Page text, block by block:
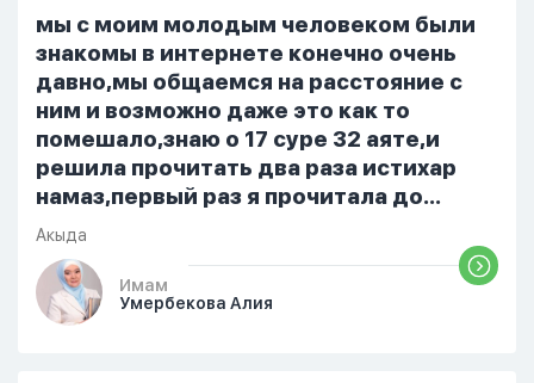
только ночью, иногда засыпаю одна.
Мы пытались ему говорить что так
нельзя но он всё равно делает...
мы с моим молодым человеком были
знакомы в интернете конечно очень
давно,мы общаемся на расстояние с
ним и возможно даже это как то
помешало,знаю о 17 суре 32 аяте,и
решила прочитать два раза истихар
намаз,первый раз я прочитала до
«Аср» намаза и сначала было
тревожно,позже стало спокойно и в
голову начали лезть только хорошие
мысли,во второй раз когда я решила в
Акыда
Имам
Умербекова Алия